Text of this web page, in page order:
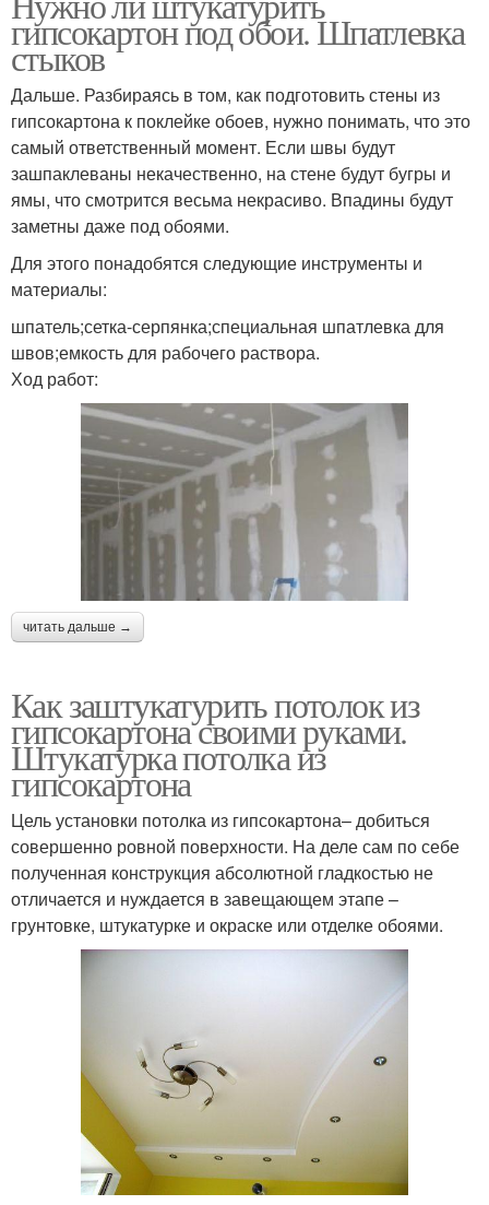
гипсокартон под обои. Шпатлевка
стыков
Дальше. Разбираясь в том, как подготовить стены из
гипсокартона к поклейке обоев, нужно понимать, что это
самый ответственный момент. Если швы будут
зашпаклеваны некачественно, на стене будут бугры и
ямы, что смотрится весьма некрасиво. Впадины будут
заметны даже под обоями.
Для этого понадобятся следующие инструменты и
материалы:
шпатель;сетка-серпянка;специальная шпатлевка для
швов;емкость для рабочего раствора.
Ход работ:
читать дальше →
Как заштукатурить потолок из
гипсокартона своими руками.
Штукатурка потолка из
гипсокартона
Цель установки потолка из гипсокартона– добиться
совершенно ровной поверхности. На деле сам по себе
полученная конструкция абсолютной гладкостью не
отличается и нуждается в завещающем этапе –
грунтовке, штукатурке и окраске или отделке обоями.